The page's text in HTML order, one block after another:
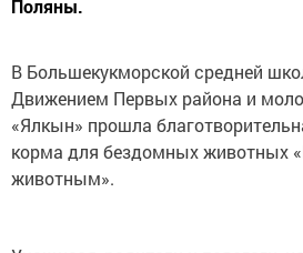
Поляны.
В Большекукморской средней
Движением Первых района и
«Ялкын» прошла
корма для бездомных животных
животным».